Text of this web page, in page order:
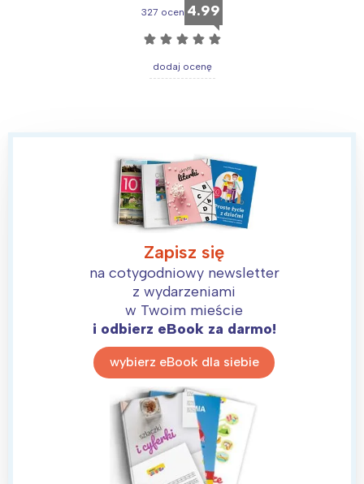
327 ocen 4.99
☆ ☆ ☆ ☆ ☆
dodaj ocenę
Zapisz się
na cotygodniowy newsletter
z wydarzeniami
w Twoim mieście
i odbierz eBook za darmo!
wybierz eBook dla siebie